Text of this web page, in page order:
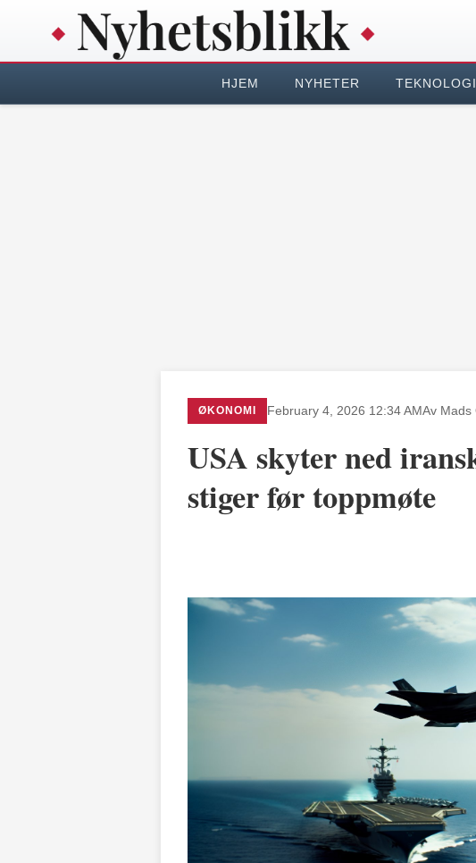
HJEM NYHETER TEKNOLOGI
ØKONOMI February 4, 2026 12:34 AMAv Mads
USA skyter ned
stiger før toppmøte